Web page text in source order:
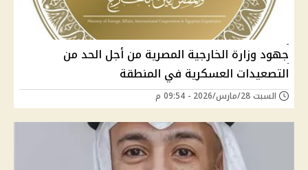
جهود وزارة الخارجية المصرية من أجل الحد من
التصعيدات العسكرية في المنطقة
السبت 28/مارس/2026 - 09:54 م